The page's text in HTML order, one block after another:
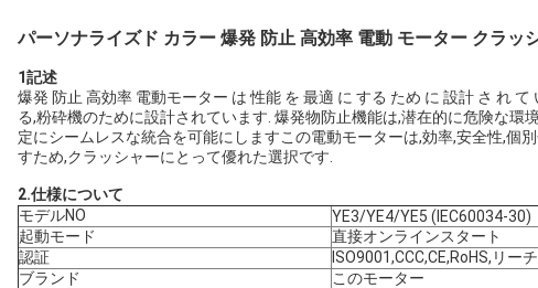
パーソナライズド カラー 爆発 防止 高効率 電動 モーター クラッ
1記述
爆発 防止 高効率 電動モーター は 性能 を 最適 に する ため に 設計 さ れ
る,粉砕機のために設計されています. 爆発物防止機能は,潜在的に危険な
定にシームレスな統合を可能にしますこの電動モーターは,効率,安全性,個
すため,クラッシャーにとって優れた選択です.
2.仕様について
モデルNO
YE3/YE4/YE5 (IEC60034-30)
起動モード
直接オンラインスタート
認証
ISO9001,CCC,CE,RoHS,リーチ
ブランド
このモーター